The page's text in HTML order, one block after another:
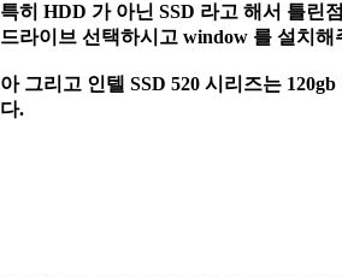
특히 HDD 가 아닌 SSD 라고 해서 틀린
드라이브 선택하시고 window 를 설치
아 그리고 인텔 SSD 520 시리즈는
다.